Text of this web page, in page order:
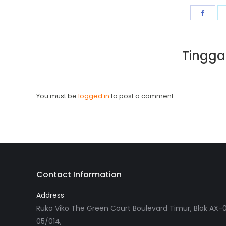
You must be logged in to post a comment.
Contact Information
Address
Ruko Viko The Green Court Boulevard Timur, Blok AX-
05/014,